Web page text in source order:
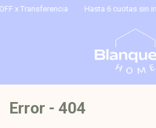
Hasta 6 cuotas sin interés I
Error - 404